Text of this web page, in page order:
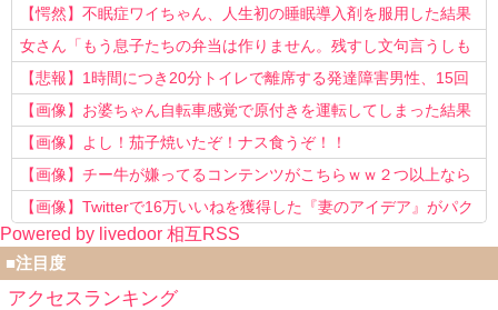
ン、クッソ可愛すぎるwwwwwww
【愕然】不眠症ワイちゃん、人生初の睡眠導入剤を服用した結果
ｗｗｗｗ
女さん「もう息子たちの弁当は作りません。残すし文句言うしも
う知らない！」
【悲報】1時間につき20分トイレで離席する発達障害男性、15回
以上転職を重ねてしまう
【画像】お婆ちゃん自転車感覚で原付きを運転してしまった結果
www
【画像】よし！茄子焼いたぞ！ナス食うぞ！！
【画像】チー牛が嫌ってるコンテンツがこちらｗｗ２つ以上なら
確定ｗｗ
【画像】Twitterで16万いいねを獲得した『妻のアイデア』がパク
リで草www
Powered by livedoor 相互RSS
■注目度
アクセスランキング